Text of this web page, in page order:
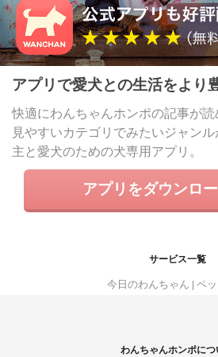
アプリで愛犬との生活をより
快適にわんちゃんホンポの記事が読
見やすいカテゴリでみたいジャン
主と愛犬のための犬専用アプリ。
アプリをダウンロ
サービス一覧
今日のわんちゃん ペ
わんちゃんホンポにつ